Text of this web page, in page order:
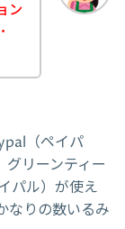
ン
（ペイパ
リーンティー
パル）が使え
なりの数いるみ